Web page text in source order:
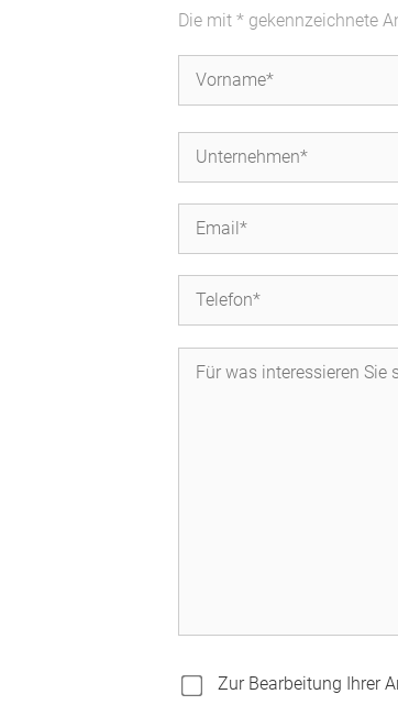
Die mit * gekennzeichnete
Zur Bearbeitung Ihrer